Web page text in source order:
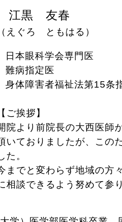
江黒 友春
（えぐろ ともはる）
日本眼科学会専門医
難病指定医
身体障害者福祉法第15条
【ご挨拶】
院より前院長の大西医師
いておりましたが、この
た。
までと変わらず地域の方
相談できるよう努めて参